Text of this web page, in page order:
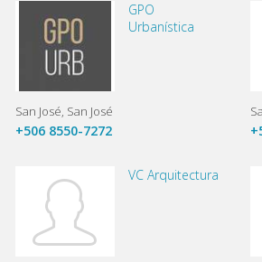
GPO
Urbanística
San José San José
+506 8550-7272
VC Arquitectura